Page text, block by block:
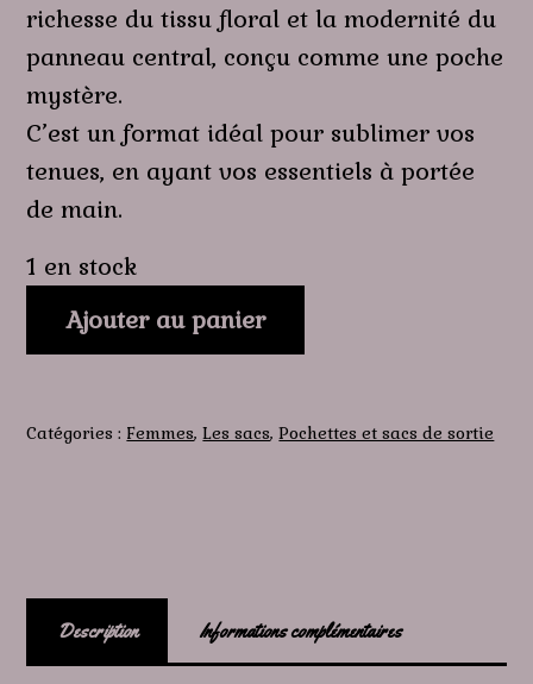
richesse du tissu floral et la modernité du
panneau central, conçu comme une poche
mystère.
C’est un format idéal pour sublimer vos
tenues, en ayant vos essentiels à portée
de main.
1 en stock
fleurs
Ajouter au panier
Catégories : Femmes,Les sacs,Pochettes et sacs de sortie
Description Informations complémentaires